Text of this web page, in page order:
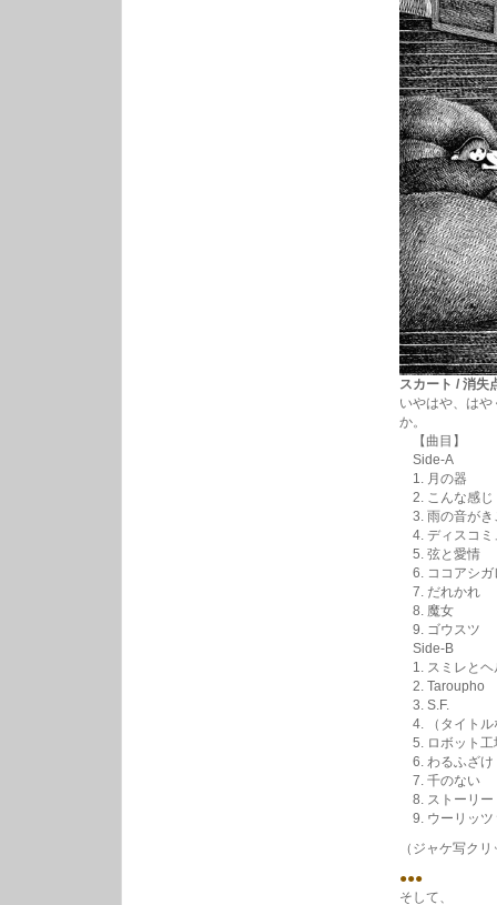
スカート / 消失
いやはや、は
か。
【曲目】
Side-A
1. 月の器
2. こんな感じ
3. 雨の音がき
4. ディスコミ
5. 弦と愛情
6. ココアシガ
7. だれかれ
8. 魔女
9. ゴウスツ
Side-B
1. スミレとヘ
2. Taroupho
3. S.F.
4. （タイトル
5. ロボット工
6. わるふざけ
7. 千のない
8. ストーリー
9. ウーリッツ
（ジャケ写ク
●●●
そして、